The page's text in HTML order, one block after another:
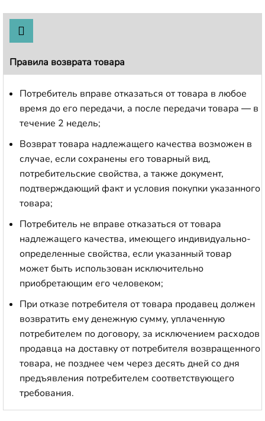
Правила возврата товара
Потребитель вправе отказаться от товара в любое
время до его передачи, а после передачи товара — в
течение 2 недель;
Возврат товара надлежащего качества возможен в
случае, если сохранены его товарный вид,
потребительские свойства, а также документ,
подтверждающий факт и условия покупки указанного
товара;
Потребитель не вправе отказаться от товара
надлежащего качества, имеющего индивидуально-
определенные свойства, если указанный товар
может быть использован исключительно
приобретающим его человеком;
При отказе потребителя от товара продавец должен
возвратить ему денежную сумму, уплаченную
потребителем по договору, за исключением расходов
продавца на доставку от потребителя возвращенного
товара, не позднее чем через десять дней со дня
предъявления потребителем соответствующего
требования.